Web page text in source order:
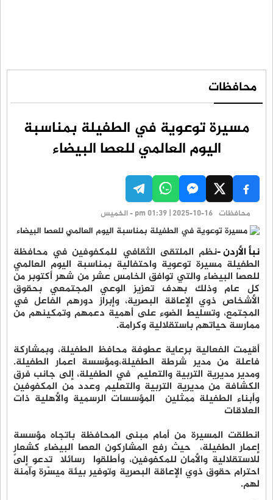
محافظات
مسيرة توعوية في الطفيلة بمناسبة
اليوم العالمي للعصا البيضاء
محافظات pm 01:39 | 2025-10-16 - الخميس
نبأ الأردن -نظم الملتقى الثقافي للمكفوفين في محافظة
الطفيلة مسيرة توعوية واحتفالية بمناسبة اليوم العالمي
للعصا البيضاء والتي توافق الخامس عشر من شهر أكتوبر من
كل عام وذلك بهدف تعزيز الوعي المجتمعي بحقوق
الأشخاص ذوي الإعاقة البصرية، وإبراز دورهم الفاعل في
المجتمع، وتسليط الضوء على أهمية دعمهم وتمكينهم من
ممارسة حياتهم باستقلالية وكرامة.
أقيمت الفعالية برعاية عطوفة محافظ الطفيلة، وبمشاركة
فاعلة من مدير شرطة الطفيلة،ومؤسسة اعمار الطفيلة.
ومدير مديرية التربية والتعليم في الطفيلة، إلى جانب فرق
الكشافة من مديرية التربية والتعليم وعدد من المكفوفين
وأبناء الطفيلة ممثلين المؤسسات الرسمية والأهلية ذات
العلاقات
انطلقت المسيرة من أمام مبنى المحافظة باتجاه مؤسسة
إعمار الطفيلة، حيث رفع المشاركون العصا البيضاء كشعارٍ
للاستقلالية والأمان للمكفوفين، وأطلقوا رسائلا تدعو إلى
احترام حقوق ذوي الإعاقة البصرية وتوفير بيئة ميسّرة وآمنة
لهم.